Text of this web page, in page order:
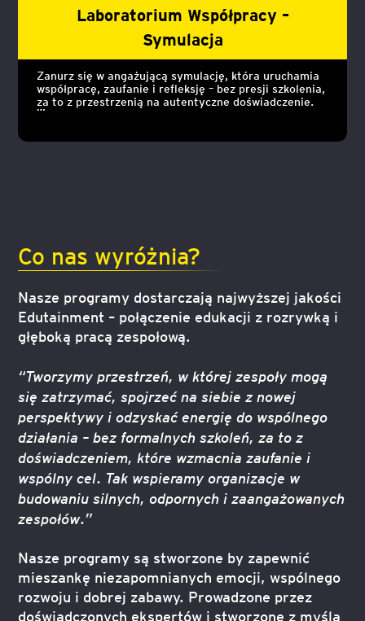
Laboratorium Współpracy –
Symulacja
Zanurz się w angażującą symulację, która uruchamia
współpracę, zaufanie i refleksję – bez presji szkolenia,
za to z przestrzenią na autentyczne doświadczenie.
decyzje i obserwują konsekwencje swoich działań.
Co nas wyróżnia?
Nasze programy dostarczają najwyższej jakości
Edutainment – połączenie edukacji z rozrywką i
głęboką pracą zespołową.
“Tworzymy przestrzeń, w której zespoły mogą
się zatrzymać, spojrzeć na siebie z nowej
perspektywy i odzyskać energię do wspólnego
działania – bez formalnych szkoleń, za to z
doświadczeniem, które wzmacnia zaufanie i
wspólny cel. Tak wspieramy organizacje w
budowaniu silnych, odpornych i zaangażowanych
zespołów.”
Nasze programy są stworzone by zapewnić
mieszankę niezapomnianych emocji, wspólnego
rozwoju i dobrej zabawy. Prowadzone przez
doświadczonych ekspertów i stworzone z myślą